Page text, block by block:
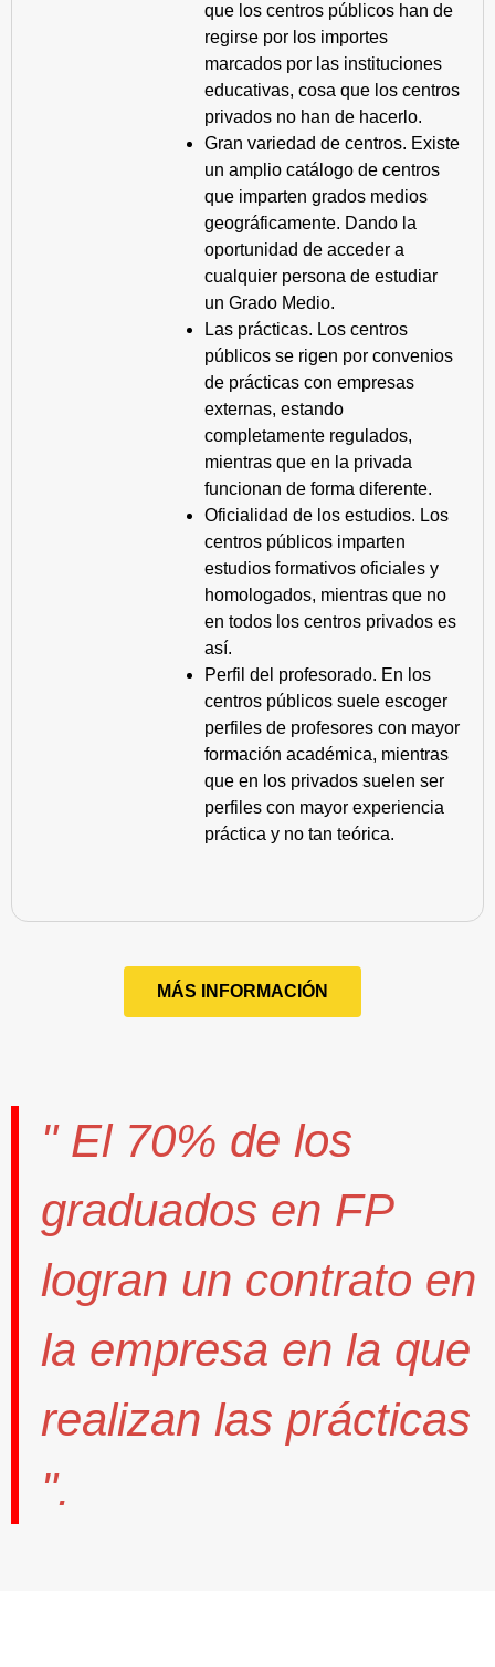
que los centros públicos han de
regirse por los importes
marcados por las instituciones
educativas, cosa que los centros
privados no han de hacerlo.
Gran variedad de centros. Existe
un amplio catálogo de centros
que imparten grados medios
geográficamente. Dando la
oportunidad de acceder a
cualquier persona de estudiar
un Grado Medio.
Las prácticas. Los centros
públicos se rigen por convenios
de prácticas con empresas
externas, estando
completamente regulados,
mientras que en la privada
funcionan de forma diferente.
Oficialidad de los estudios. Los
centros públicos imparten
estudios formativos oficiales y
homologados, mientras que no
en todos los centros privados es
así.
Perfil del profesorado. En los
centros públicos suele escoger
perfiles de profesores con mayor
formación académica, mientras
que en los privados suelen ser
perfiles con mayor experiencia
práctica y no tan teórica.
MÁS INFORMACIÓN
" El 70% de los
graduados en FP
logran un contrato en
la empresa en la que
realizan las prácticas
".